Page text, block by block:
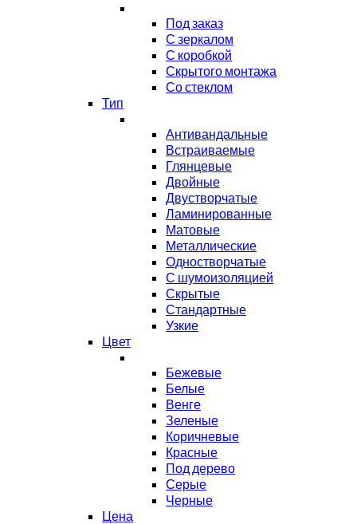
Под заказ
С зеркалом
С коробкой
Скрытого монтажа
Со стеклом
Тип
Антивандальные
Встраиваемые
Глянцевые
Двойные
Двустворчатые
Ламинированные
Матовые
Металлические
Одностворчатые
С шумоизоляцией
Скрытые
Стандартные
Узкие
Цвет
Бежевые
Белые
Венге
Зеленые
Коричневые
Красные
Под дерево
Серые
Черные
Цена